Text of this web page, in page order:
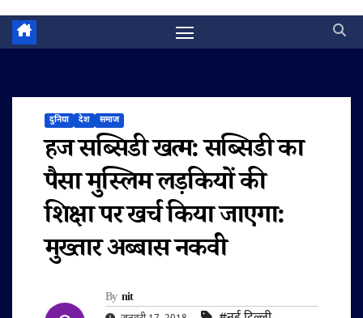
दुनिया देश समाज
हज सब्सिडी खत्म: सब्सिडी का
पैसा मुस्लिम लड़कियों की
शिक्षा पर खर्च किया जाएगा:
मुख्तार अब्बास नकवी
By nit